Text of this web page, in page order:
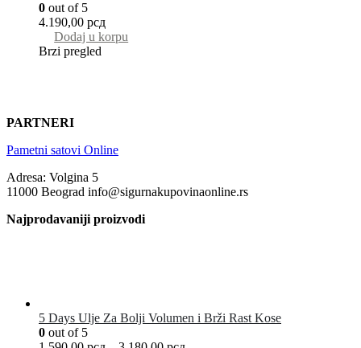
0 out of 5
4.190,00 рсд
Dodaj u korpu
Brzi pregled
PARTNERI
Pametni satovi Online
Adresa: Volgina 5
11000 Beograd info@sigurnakupovinaonline.rs
Najprodavaniji proizvodi
5 Days Ulje Za Bolji Volumen i Brži Rast Kose
0 out of 5